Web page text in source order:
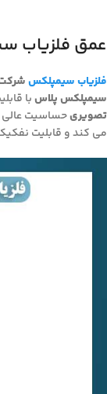
عمق فلزیاب
فلزیاب سیمپلکسشرکت
سیمپلکس پلاسبا قابلیت
تصویری
می کند و قابلیت